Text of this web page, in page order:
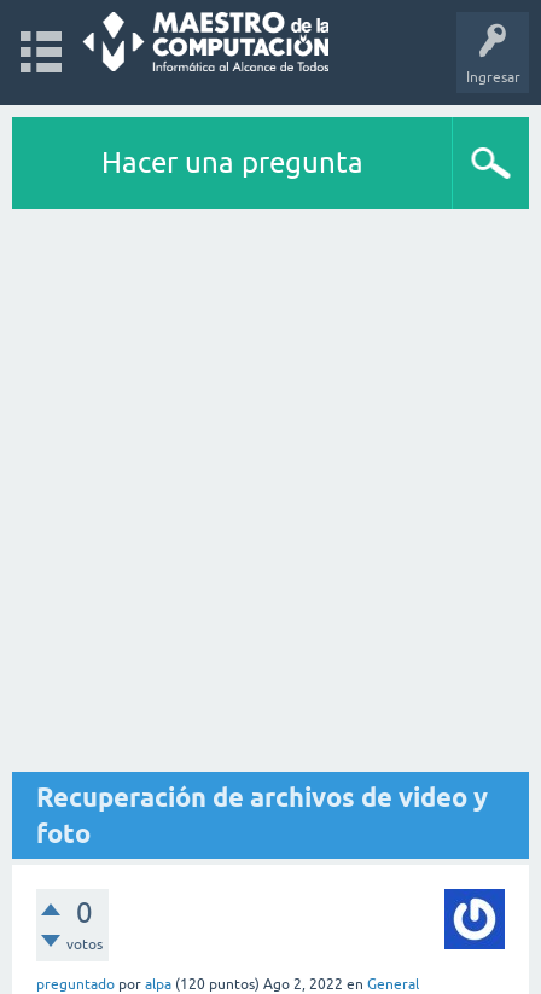
Ingresar
Hacer una pregunta
Recuperación de archivos de video y
foto
0
votos
preguntado por alpa (120 puntos) Ago 2, 2022 en General